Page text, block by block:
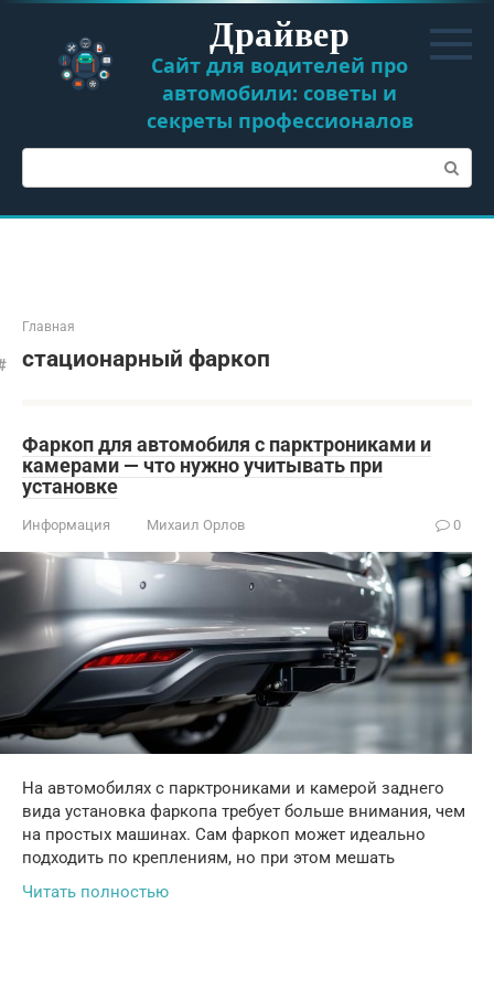
Перейти
контенту
Драйвер
Сайт для водителей про
автомобили: советы и
секреты профессионалов
Поиск:
Главная
стационарный фаркоп
Фаркоп для автомобиля с парктрониками и
камерами — что нужно учитывать при
установке
Информация Михаил Орлов 0
На автомобилях с парктрониками и камерой заднего
вида установка фаркопа требует больше внимания, чем
на простых машинах. Сам фаркоп может идеально
подходить по креплениям, но при этом мешать
Читать полностью